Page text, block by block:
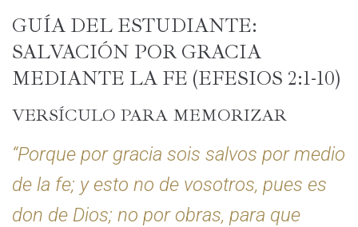
GUÍA DEL ESTUDIANTE:
SALVACIÓN POR GRACIA
MEDIANTE LA FE (EFESIOS 2:1-10)
VERSÍCULO PARA MEMORIZAR
“Porque por gracia sois salvos por medio
de la fe; y esto no de vosotros, pues es
don de Dios; no por obras, para que